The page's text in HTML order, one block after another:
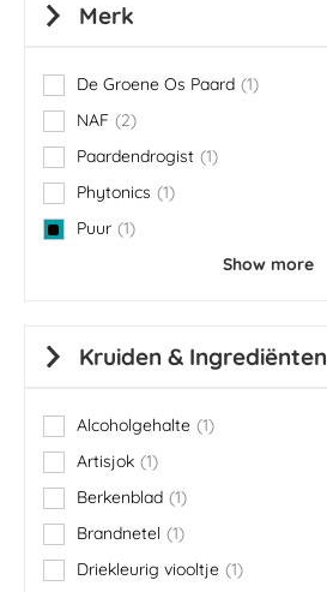
Merk
De Groene Os Paard 1
item
NAF
2
items
Paardendrogist 1
item
Phytonics
1
item
Puur 1
item
Show more
Kruiden & Ingrediënten
Alcoholgehalte 1
item
Artisjok 1
item
Berkenblad 1
item
Brandnetel
1
item
Driekleurig viooltje 1
item